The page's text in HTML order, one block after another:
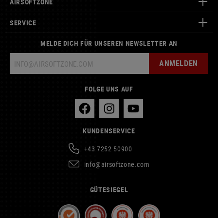
SERVICE
MELDE DICH FÜR UNSEREN NEWSLETTER AN
ANMELDEN
FOLGE UNS AUF
KUNDENSERVICE
+43 7252 50900
info@airsoftzone.com
GÜTESIEGEL